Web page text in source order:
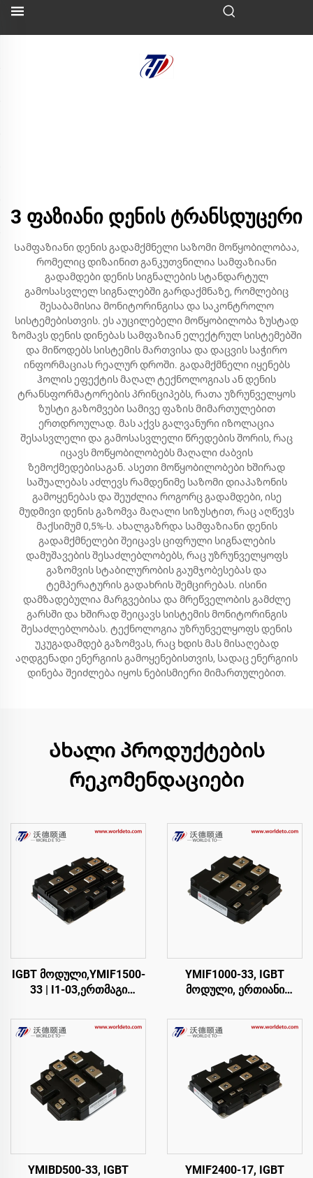
3 ფაზიანი დენის ტრანსდუცერი
Სამფაზიანი დენის გადამქმნელი საზომი მოწყობილობაა,
რომელიც დიზაინით განკუთვნილია სამფაზიანი
გადამდები დენის სიგნალების სტანდარტულ
გამოსასვლელ სიგნალებში გარდაქმნაზე, რომლებიც
შესაბამისია მონიტორინგისა და საკონტროლო
სისტემებისთვის. ეს აუცილებელი მოწყობილობა ზუსტად
ზომავს დენის დინებას სამფაზიან ელექტრულ სისტემებში
და მიწოდებს სისტემის მართვისა და დაცვის საჭირო
ინფორმაციას რეალურ დროში. გადამქმნელი იყენებს
ჰოლის ეფექტის მაღალ ტექნოლოგიას ან დენის
ტრანსფორმატორების პრინციპებს, რათა უზრუნველყოს
ზუსტი გაზომვები სამივე ფაზის მიმართულებით
ერთდროულად. მას აქვს გალვანური იზოლაცია
შესასვლელი და გამოსასვლელი წრედების შორის, რაც
იცავს მოწყობილობებს მაღალი ძაბვის
ზემოქმედებისაგან. ასეთი მოწყობილობები ხშირად
საშუალებას აძლევს რამდენიმე საზომი დიაპაზონის
გამოყენებას და შეუძლია როგორც გადამდები, ისე
მუდმივი დენის გაზომვა მაღალი სიზუსტით, რაც აღწევს
მაქსიმუმ 0,5%-ს. ახალგაზრდა სამფაზიანი დენის
გადამქმნელები შეიცავს ციფრული სიგნალების
დამუშავების შესაძლებლობებს, რაც უზრუნველყოფს
გაზომვის სტაბილურობის გაუმჯობესებას და
ტემპერატურის გადახრის შემცირებას. ისინი
დამზადებულია მარგვებისა და მრეწველობის გამძლე
გარსში და ხშირად შეიცავს სისტემის მონიტორინგის
შესაძლებლობას. ტექნოლოგია უზრუნველყოფს დენის
უკუგადამდებ გაზომვას, რაც ხდის მას მისაღებად
აღდგენადი ენერგიის გამოყენებისთვის, სადაც ენერგიის
დინება შეიძლება იყოს ნებისმიერი მიმართულებით.
Ახალი პროდუქტების
რეკომენდაციები
IGBT მოდული,YMIF1500-
33 | I1-03,ერთმაგი
IGBT,48მმ,CRRC
YMIF1000-33, IGBT
მოდული, ერთიანი
CRRC
YMIBD500-33, IGBT
YMIF2400-17, IGBT